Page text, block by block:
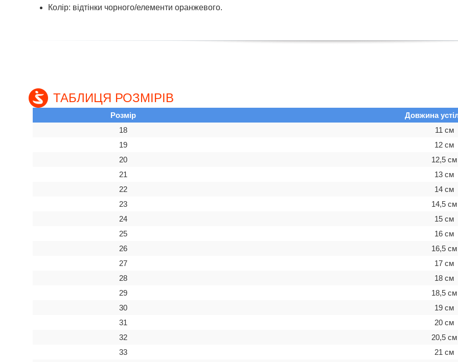
Колір: відтінки чорного/елементи оранжевого.
ТАБЛИЦЯ РОЗМІРІВ
Розмір
Довжина
18
11 см
19
12 см
20
12,5 см
21
13 см
22
14 см
23
14,5 см
24
15 см
25
16 см
26
16,5 см
27
17 см
28
18 см
29
18,5 см
30
19 см
31
20 см
32
20,5 см
33
21 см